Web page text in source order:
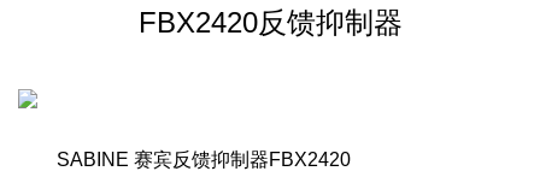
FBX2420反馈抑制器
SABINE 赛宾反馈抑制器FBX2420